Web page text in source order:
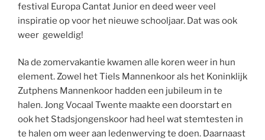
festival Europa Cantat Junior en deed weer veel
inspiratie op voor het nieuwe schooljaar. Dat was ook
weer geweldig!
Na de zomervakantie kwamen alle koren weer in hun
element. Zowel het Tiels Mannenkoor als het Koninklijk
Zutphens Mannenkoor hadden een jubileum in te
halen. Jong Vocaal Twente maakte een doorstart en
ook het Stadsjongenskoor had heel wat stemtesten in
te halen om weer aan ledenwerving te doen. Daarnaast